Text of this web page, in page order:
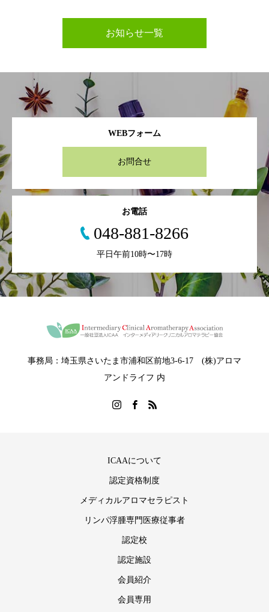
お知らせ一覧
WEBフォーム
お問合せ
お電話
048-881-8266
平日午前10時〜17時
事務局：埼玉県さいたま市浦和区前地3-6-17 (株)アロマ
アンドライフ 内
ICAAについて
認定資格制度
メディカルアロマセラピスト
リンパ浮腫専門医療従事者
認定校
認定施設
会員紹介
会員専用